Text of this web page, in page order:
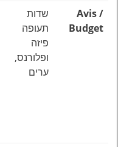
Avis /
Budget
שדות
תעופה
פיזה
ופלורנס,
ערים